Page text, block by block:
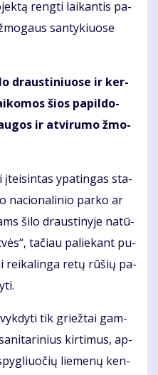
reng­ti lai­kan­tis pa­
san­ty­kiuo­se
draus­ti­niuo­se ir ker­
šios pa­pil­do­
ir at­vi­ru­mo žmo­
įtei­sin­tas ypa­tin­gas sta­
na­cio­na­li­nio par­ko ar
ši­lo draus­ti­ny­je na­tū­
ta­čiau pa­lie­kant pu­
rei­ka­lin­ga re­tų rū­šių pa­
tik griež­tai gam­
kir­ti­mus, ap­
lie­me­nų ken­